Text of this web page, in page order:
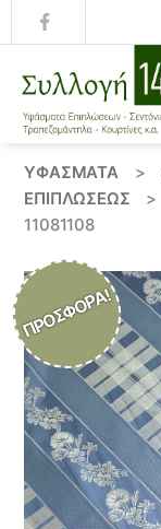
14
ΥΦΆΣΜΑΤΑ >
ΕΠΙΠΛΏΣΕΩΣ
>
11081108
ΠΡΟΣΦΟΡΆ!